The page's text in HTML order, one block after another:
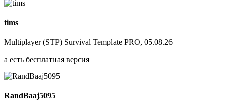
tims
Multiplayer (STP) Survival Template PRO, 05.08.26
а есть бесплатная версия
RandBaaj5095